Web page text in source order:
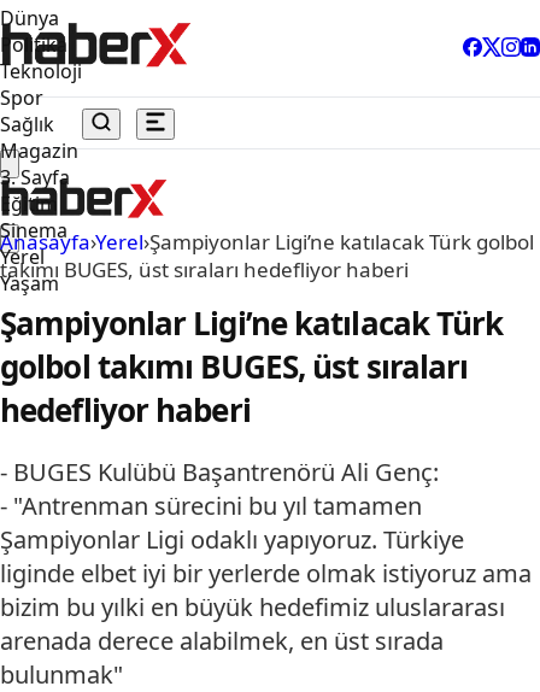
Dünya
Politika
Teknoloji
Spor
Sağlık
Magazin
3. Sayfa
Eğitim
Sinema
Yerel
Yaşam
Anasayfa›Yerel›Şampiyonlar Ligi’ne katılacak Türk golbol
takımı BUGES, üst sıraları hedefliyor haberi
Şampiyonlar Ligi’ne katılacak Türk
golbol takımı BUGES, üst sıraları
hedefliyor haberi
- BUGES Kulübü Başantrenörü Ali Genç:
- "Antrenman sürecini bu yıl tamamen
Şampiyonlar Ligi odaklı yapıyoruz. Türkiye
liginde elbet iyi bir yerlerde olmak istiyoruz ama
bizim bu yılki en büyük hedefimiz uluslararası
arenada derece alabilmek, en üst sırada
bulunmak"